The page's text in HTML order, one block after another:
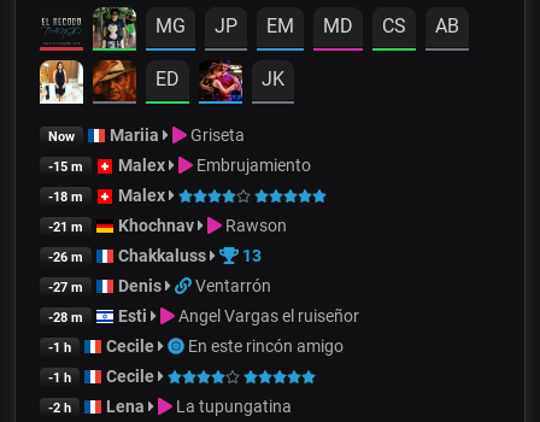
MG JP EM MD CS AB
ED JK
Now Mariia Griseta
-15 m Malex Embrujamiento
-18 m Malex
-21 m Khochnav Rawson
-26 m Chakkaluss 13
-27 m Denis Ventarrón
-28 m Esti Angel Vargas el ruiseñor
-1 h Cecile En este rincón amigo
-1 h Cecile
-2 h Lena La tupungatina